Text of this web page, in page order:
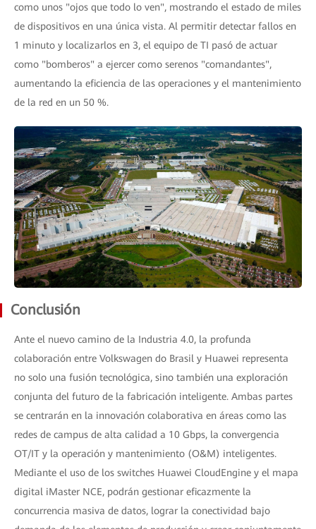
como unos "ojos que todo lo ven", mostrando el estado de miles
de dispositivos en una única vista. Al permitir detectar fallos en
1 minuto y localizarlos en 3, el equipo de TI pasó de actuar
como "bomberos" a ejercer como serenos "comandantes",
aumentando la eficiencia de las operaciones y el mantenimiento
de la red en un 50 %.
Conclusión
Ante el nuevo camino de la Industria 4.0, la profunda
colaboración entre Volkswagen do Brasil y Huawei representa
no solo una fusión tecnológica, sino también una exploración
conjunta del futuro de la fabricación inteligente. Ambas partes
se centrarán en la innovación colaborativa en áreas como las
redes de campus de alta calidad a 10 Gbps, la convergencia
OT/IT y la operación y mantenimiento (O&M) inteligentes.
Mediante el uso de los switches Huawei CloudEngine y el mapa
digital iMaster NCE, podrán gestionar eficazmente la
concurrencia masiva de datos, lograr la conectividad bajo